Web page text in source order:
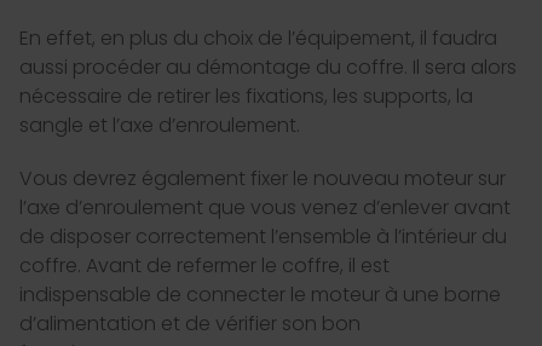
En effet, en plus du choix de l’équipement, il faudra
aussi procéder au démontage du coffre. Il sera alors
nécessaire de retirer les fixations, les supports, la
sangle et l’axe d’enroulement.
Vous devrez également fixer le nouveau moteur sur
l’axe d’enroulement que vous venez d’enlever avant
de disposer correctement l’ensemble à l’intérieur du
coffre. Avant de refermer le coffre, il est
indispensable de connecter le moteur à une borne
d’alimentation et de vérifier son bon